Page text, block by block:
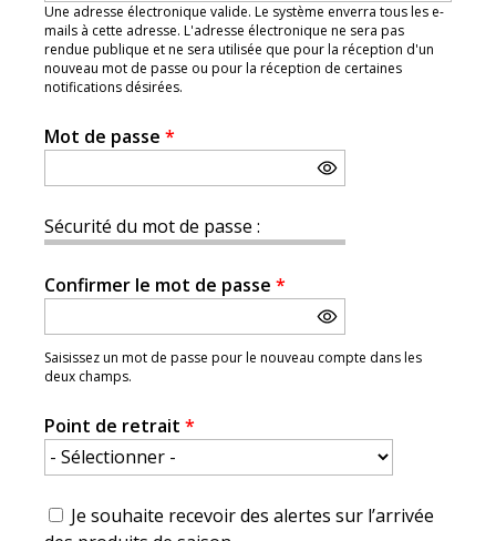
Une adresse électronique valide. Le système enverra tous les e-
mails à cette adresse. L'adresse électronique ne sera pas
rendue publique et ne sera utilisée que pour la réception d'un
nouveau mot de passe ou pour la réception de certaines
notifications désirées.
Mot de passe *
Sécurité du mot de passe :
Confirmer le mot de passe *
Saisissez un mot de passe pour le nouveau compte dans les
deux champs.
Point de retrait *
Je souhaite recevoir des alertes sur l’arrivée